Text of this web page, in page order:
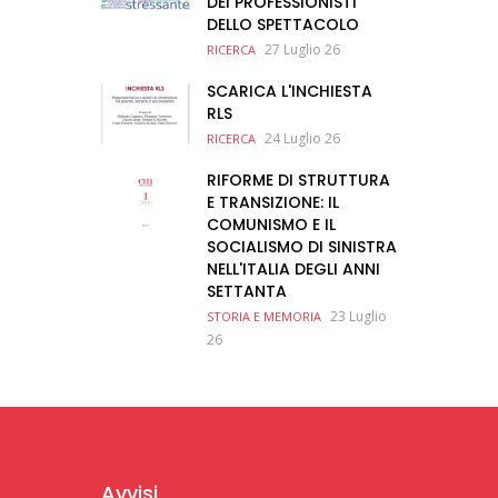
DELLO SPETTACOLO
RICERCA 27 Luglio 26
SCARICA L'INCHIESTA
RLS
RICERCA 24 Luglio 26
RIFORME DI STRUTTURA
E TRANSIZIONE: IL
COMUNISMO E IL
SOCIALISMO DI SINISTRA
NELL'ITALIA DEGLI ANNI
SETTANTA
STORIA E MEMORIA 23 Luglio
26